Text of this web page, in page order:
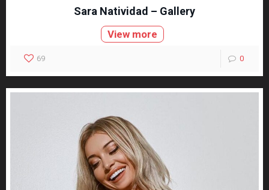
Sara Natividad – Gallery
View more
69 0